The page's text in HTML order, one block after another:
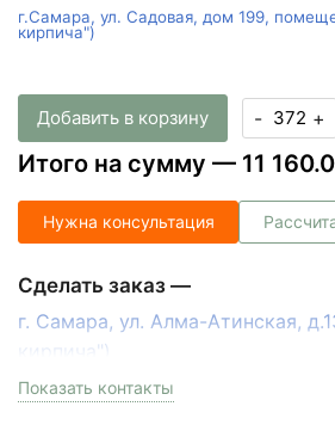
г.Самара, ул. Садовая, дом 199,
кирпича")
Добавить в корзину - +
Итого на сумму — 11
Нужна консультация
Сделать заказ —
г. Самара, ул. Алма-Атинская,
кирпича")
пн-пт с 9:00 до 18:00, сб с 10:00 до
Показать контакты